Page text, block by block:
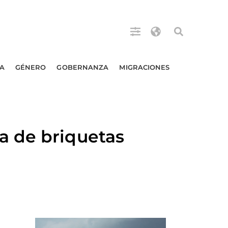
GÉNERO GOBERNANZA MIGRACIONES
de briquetas